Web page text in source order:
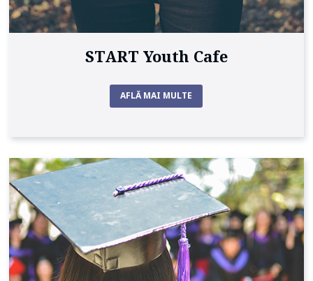
START Youth Cafe
AFLĂ MAI MULTE